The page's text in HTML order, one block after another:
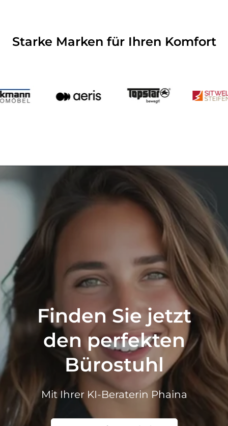
Starke Marken für Ihren Komfort
Finden Sie jetzt
den perfekten
Bürostuhl
Mit Ihrer KI-Beraterin Phaina